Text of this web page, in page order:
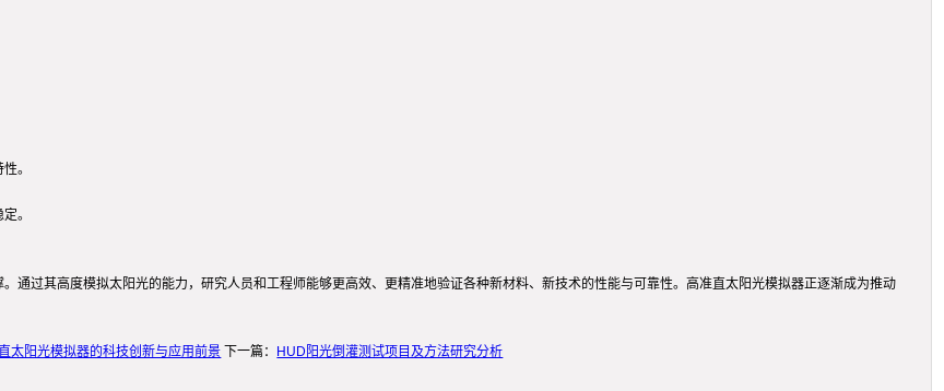
。
。
通过其高度模拟太阳光的能力，研究人员和工程师能够更高效、更精准地验证各种新材料、新技术的性能与可靠性。高准直太阳光模拟器正逐渐成为推动
太阳光模拟器的科技创新与应用前景 下一篇： HUD阳光倒灌测试项目及方法研究分析